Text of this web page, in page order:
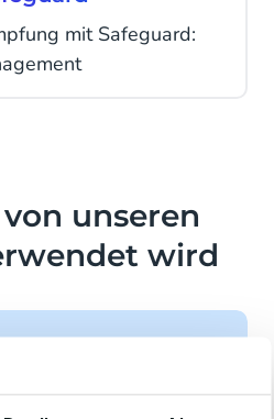
mit Safeguard:
unseren
wird